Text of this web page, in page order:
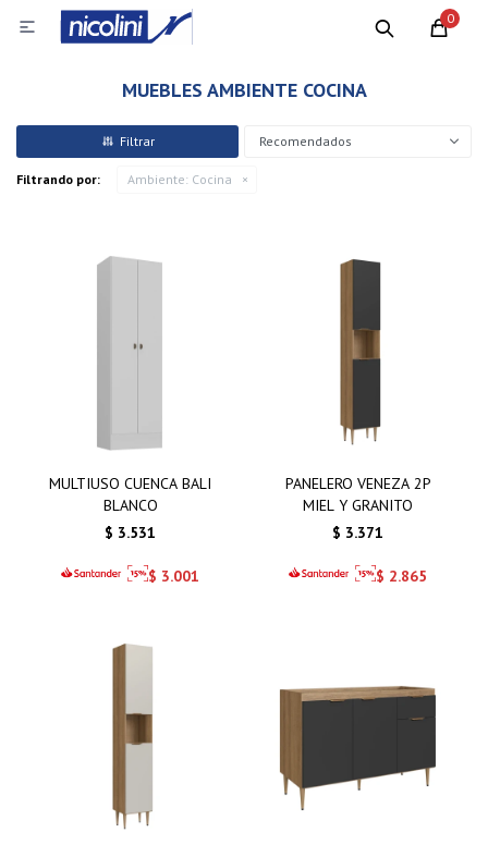
0

MUEBLES AMBIENTE COCINA
Recomendados
Filtrando por: Ambiente: Cocina
MULTIUSO CUENCA BALI
BLANCO
$ 3.531
$ 3.001
PANELERO VENEZA 2P
MIEL Y GRANITO
$ 3.371
$ 2.865